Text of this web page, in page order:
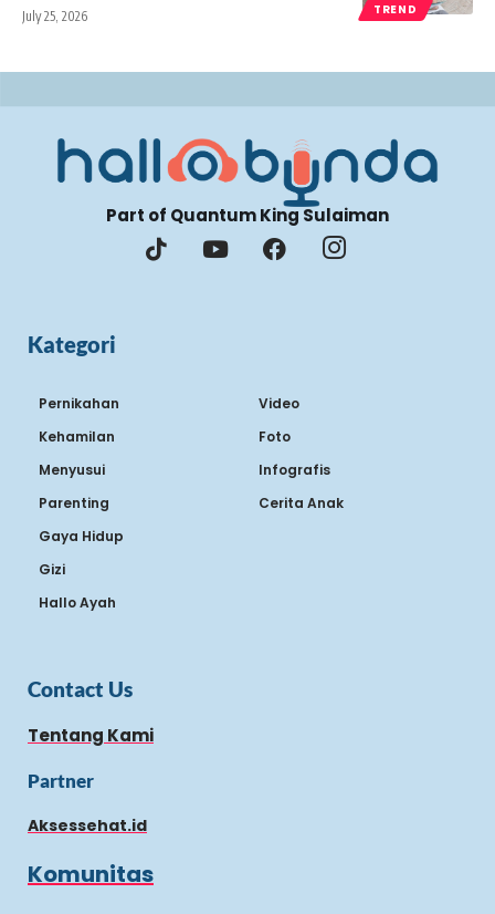
TREND
July 25, 2026
Part of Quantum King Sulaiman
Kategori
Pernikahan
Kehamilan
Menyusui
Parenting
Gaya Hidup
Gizi
Hallo Ayah
Video
Foto
Infografis
Cerita Anak
Contact Us
Tentang Kami
Partner
Aksessehat.id
Komunitas